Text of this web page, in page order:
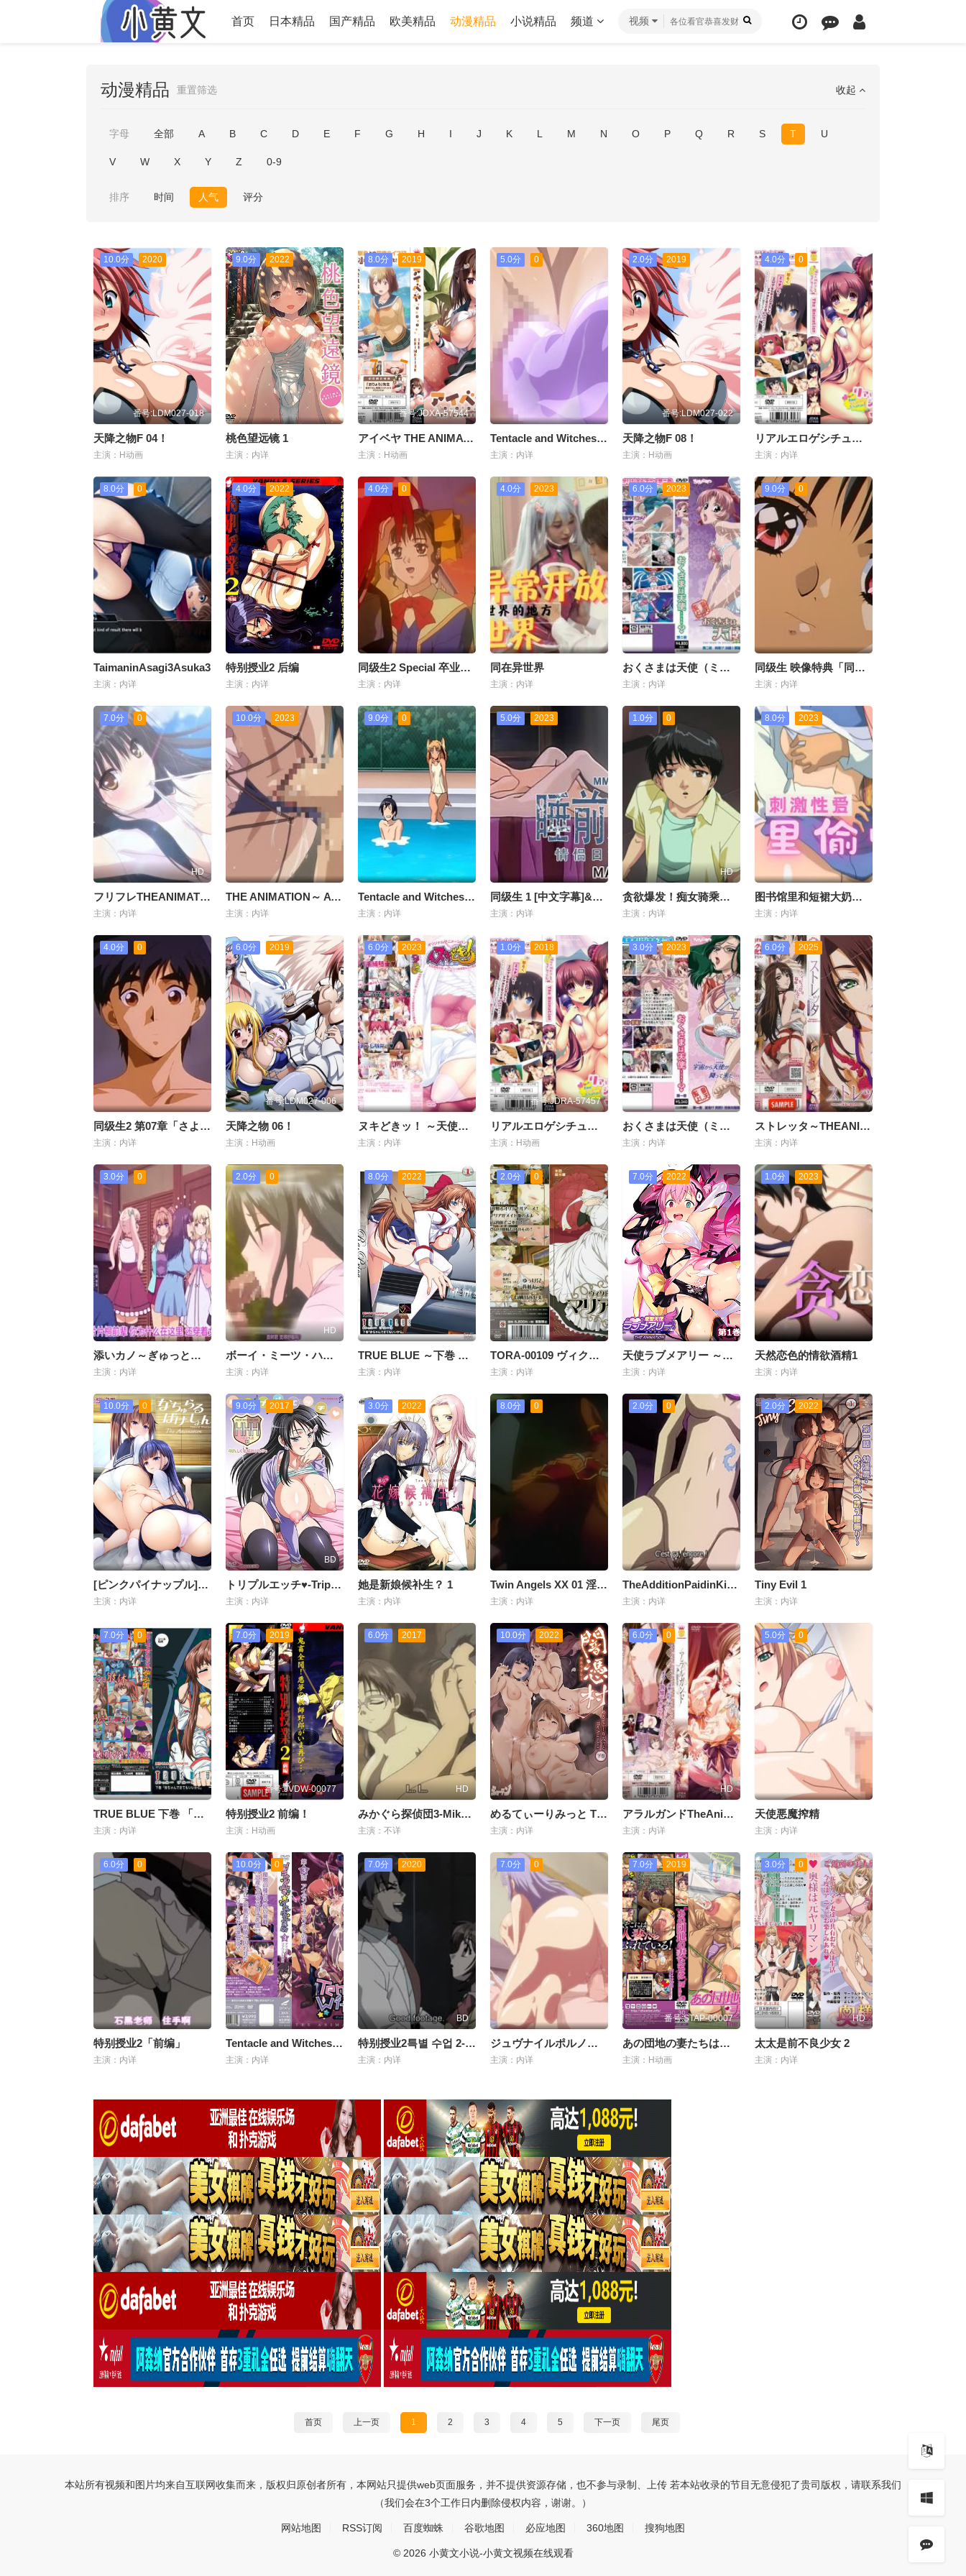
首页 日本精品 国产精品 欧美精品 动漫精品 小说精品 频道 视频
收起
动漫精品 重置筛选
字母 全部 A B C D E F G H I J K L M N O P Q R S T U
V W X Y Z 0-9
排序 时间 人气 评分
10.0分 2020
番号:LDM027-018
天降之物F 04！
主演：H动画
9.0分 2022
桃色望远镜 1
主演：内详
8.0分 2019
番号:JDXA-57544
アイベヤ THE ANIMATION！
主演：H动画
5.0分 0
Tentacle and Witches 第4话 俺、ハーレムENDです
主演：内详
2.0分 2019
番号:LDM027-022
天降之物F 08！
主演：H动画
4.0分 0
リアルエロゲシチュエーション！THEANIMATION
主演：内详
8.0分 0
TaimaninAsagi3Asuka3
主演：内详
4.0分 2022
特别授业2 后编
主演：内详
4.0分 0
同级生2 Special 卒业生 第2楽章「みのりと友美と温泉旅行」
主演：内详
4.0分 2023
同在异世界
主演：内详
6.0分 2023
おくさまは天使（ミカえる） 第二夜 拘束!？决闘!! 华丽に変身
主演：内详
9.0分 0
同级生 映像特典「同级生2 予告编」
主演：内详
7.0分 0
HD
フリフレTHEANIMATION～制服堕天使の课外授业～。
主演：内详
10.0分 2023
THE ANIMATION～ ATTACK NO.4
主演：内详
9.0分 0
Tentacle and Witches 第 プル水濡てんか！
主演：内详
5.0分 2023
同级生 1 [中文字幕]&amp;amp;nbsp;
主演：内详
1.0分 0
HD
贪欲爆发！痴女骑乘上位疯狂榨精
主演：内详
8.0分 2023
图书馆里和短裙大奶学生
主演：内详
4.0分 0
同级生2 第07章「さようならいつまでも」
主演：内详
6.0分 2019
番号:LDM027-006
天降之物 06！
主演：H动画
6.0分 2023
ヌキどきッ！ ～天使と悪魔の榨精バトル～ 「狂乳无垢天使·セラ ～ドジっ娘清楚なエロ电车」
主演：内详
1.0分 2018
番号:JDRA-57457
リアルエロゲシチュエーション！ THE ANIMATION！
主演：H动画
3.0分 2023
おくさまは天使（ミカえる） 第一夜 変身! 突然!! 性夜の阴谋
主演：内详
6.0分 2025
ストレッタ～THEANIMATION～Contents.1。
主演：内详
3.0分 0
添いカノ～ぎゅっと抱きしめて～ THE ANIMATION
主演：内详
2.0分 0
HD
ボーイ・ミーツ・ハーレムTHEANIMATION「南国ハーレム」。
主演：内详
8.0分 2022
TRUE BLUE ～下巻 「赤ちゃんできてもいいから」～
主演：内详
2.0分 0
TORA-00109 ヴィクトリアメイド マリアの奉仕
主演：内详
7.0分 2022
天使ラブメアリー ～悪性受胎～ THE ANIMATION 第1巻 [中文字幕]
主演：内详
1.0分 2023
天然恋色的情欲酒精1
主演：内详
10.0分 0
[ピンクパイナップル]なちゅらるばけーしょん THE ANIMATION
主演：内详
9.0分 2017
BD
トリプルエッチ♥-Triple Ecchi 4
主演：内详
3.0分 2022
她是新娘候补生？ 1
主演：内详
8.0分 0
Twin Angels XX 01 淫獣圣戦[中文字幕]
主演：内详
2.0分 0
TheAdditionPaidinKindUncens
主演：内详
2.0分 2022
Tiny Evil 1
主演：内详
7.0分 0
TRUE BLUE 下巻 「赤ちゃんできてもいいから」
主演：内详
7.0分 2019
番号:JVDW-00077
特别授业2 前编！
主演：H动画
6.0分 2017
HD
みかぐら探侦団3-Mikagura Tanteidan 3
主演：不详
10.0分 2022
めるてぃーりみっと The Animation 下巻 [中文字幕]
主演：内详
6.0分 0
HD
アラルガンドTheAnimation。
主演：内详
5.0分 0
天使悪魔搾精
主演：内详
6.0分 0
特别授业2「前编」
主演：内详
10.0分 0
Tentacle and Witches～第3话 アイゼン＝ファウストの罠
主演：内详
7.0分 2020
BD
特别授业2특별 수업 2-Tokubetsu Jugyou 2 Ep 1
主演：内详
7.0分 0
ジュヴナイルポルノグラフィTHEANIMATION
主演：内详
7.0分 2019
番号:STAP-00007
あの団地の妻たちは… The Animation 上巻！
主演：H动画
3.0分 0
HD
太太是前不良少女 2
主演：内详
首页 上一页 1 2 3 4 5 下一页 尾页
本站所有视频和图片均来自互联网收集而来，版权归原创者所有，本网站只提供web页面服务，并不提供资源存储，也不参与录制、上传 若本站收录的节目无意侵犯了贵司版权，请联系我们
（我们会在3个工作日内删除侵权内容，谢谢。）
网站地图 RSS订阅 百度蜘蛛 谷歌地图 必应地图 360地图 搜狗地图
© 2026 小黄文小说-小黄文视频在线观看